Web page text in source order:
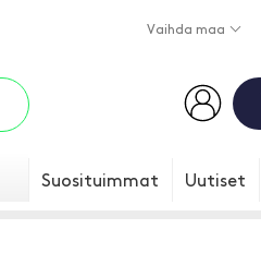
Vaihda maa
Suosituimmat Uutiset